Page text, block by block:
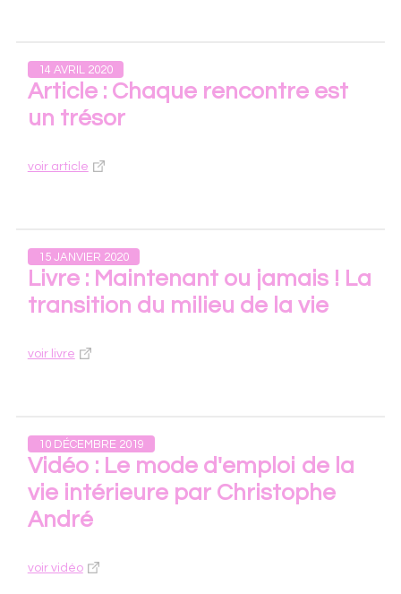
14 AVRIL 2020
Article : Chaque rencontre est
un trésor
voir article
15 JANVIER 2020
Livre : Maintenant ou jamais ! La
transition du milieu de la vie
voir livre
10 DÉCEMBRE 2019
Vidéo : Le mode d'emploi de la
vie intérieure par Christophe
André
voir vidéo